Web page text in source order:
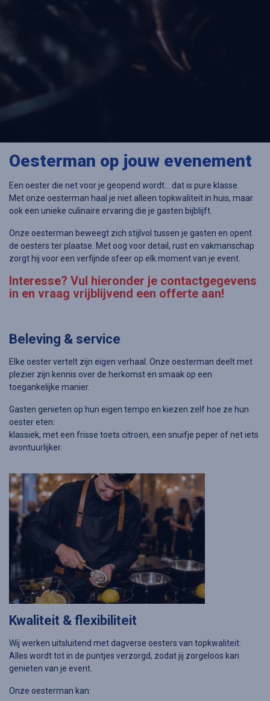
Oesterman op jouw evenement
Een oester die net voor je geopend wordt… dat is pure klasse.
Met onze oesterman haal je niet alleen topkwaliteit in huis, maar
ook een unieke culinaire ervaring die je gasten bijblijft.
Onze oesterman beweegt zich stijlvol tussen je gasten en opent
de oesters ter plaatse. Met oog voor detail, rust en vakmanschap
zorgt hij voor een verfijnde sfeer op elk moment van je event.
Interesse? Vul hieronder je contactgegevens
in en vraag vrijblijvend een offerte aan!
Beleving & service
Elke oester vertelt zijn eigen verhaal. Onze oesterman deelt met
plezier zijn kennis over de herkomst en smaak op een
toegankelijke manier.
Gasten genieten op hun eigen tempo en kiezen zelf hoe ze hun
oester eten:
klassiek, met een frisse toets citroen, een snuifje peper of net iets
avontuurlijker.
Kwaliteit & flexibiliteit
Wij werken uitsluitend met dagverse oesters van topkwaliteit.
Alles wordt tot in de puntjes verzorgd, zodat jij zorgeloos kan
genieten van je event.
Onze oesterman kan: